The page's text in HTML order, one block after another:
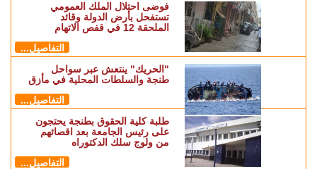
فوضى احتلال الملك العمومي
تستفحل بأرض الدولة وقائد
الملحقة 12 في قفص الاتهام
التفاصيل...
"الحريك" ينتعش عبر سواحل
طنجة والسلطات المحلية في مأزق
التفاصيل...
طلبة كلية الحقوق بطنجة يحتجون
على رئيس الجامعة بعد اقصائهم
من ولوج سلك الدكتوراه
التفاصيل...